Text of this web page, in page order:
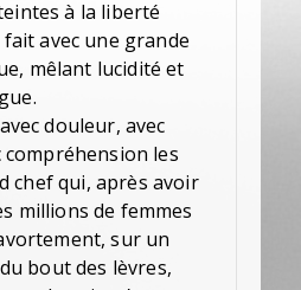
à la liberté
fait avec une grande
mêlant lucidité et
douleur, avec
les
chef qui, après avoir
millions de femmes
sur un
bout des lèvres,